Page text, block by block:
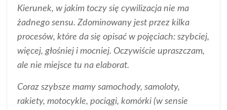
Kierunek, w jakim toczy się cywilizacja nie ma
żadnego sensu. Zdominowany jest przez kilka
procesów, które da się opisać w pojęciach: szybciej,
więcej, głośniej i mocniej. Oczywiście upraszczam,
ale nie miejsce tu na elaborat.
Coraz szybsze mamy samochody, samoloty,
rakiety, motocykle, pociągi, komórki (w sensie